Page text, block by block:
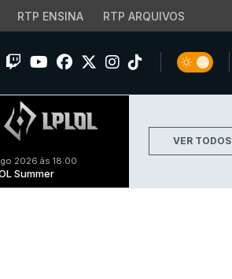
RTP ENSINA RTP ARQUIVOS
2026 às 18:00
Summer
VER TODOS